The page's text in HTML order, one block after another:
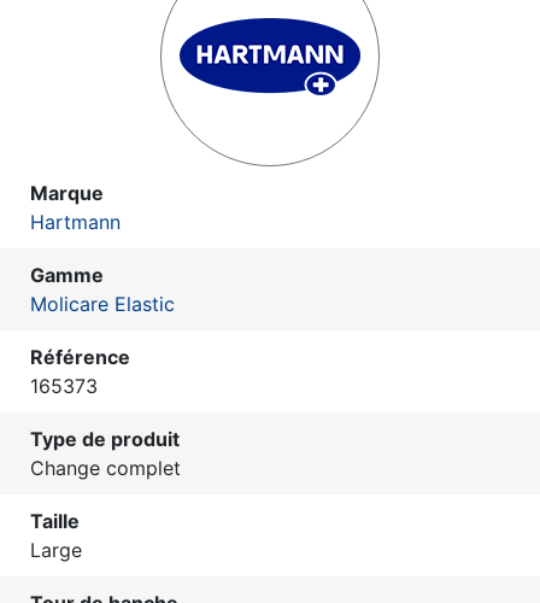
Marque
Hartmann
Gamme
Molicare Elastic
Référence
165373
Type de produit
Change complet
Taille
Large